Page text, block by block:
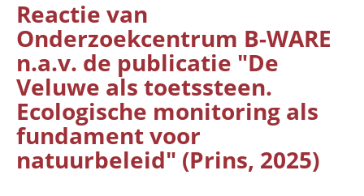
Reactie van
Onderzoekcentrum B-WARE
n.a.v. de publicatie "De
Veluwe als toetssteen.
Ecologische monitoring als
fundament voor
natuurbeleid" (Prins, 2025)